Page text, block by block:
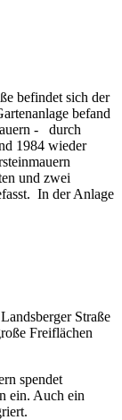
befindet sich der
befand
- durch
1984 wieder
und zwei
In der Anlage
Straße
Freiflächen
spendet
ein. Auch ein